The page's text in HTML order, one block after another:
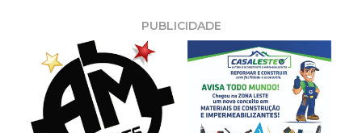
PUBLICIDADE